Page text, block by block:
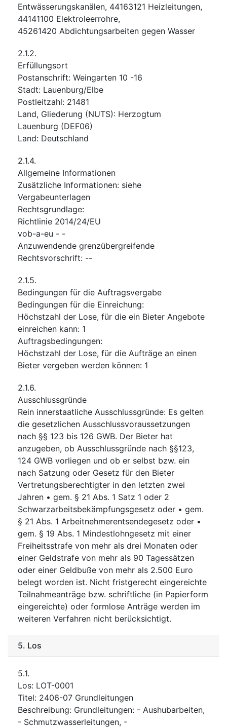
Entwässerungskanälen, 44163121 Heizleitungen,
44141100 Elektroleerrohre,
45261420 Abdichtungsarbeiten gegen Wasser
2.1.2.
Erfüllungsort
Postanschrift: Weingarten 10 -16
Stadt: Lauenburg/Elbe
Postleitzahl: 21481
Land, Gliederung (NUTS): Herzogtum
Lauenburg (DEF06)
Land: Deutschland
2.1.4.
Allgemeine Informationen
Zusätzliche Informationen: siehe
Vergabeunterlagen
Rechtsgrundlage:
Richtlinie 2014/24/EU
vob-a-eu - -
Anzuwendende grenzübergreifende
Rechtsvorschrift: --
2.1.5.
Bedingungen für die Auftragsvergabe
Bedingungen für die Einreichung:
Höchstzahl der Lose, für die ein Bieter Angebote
einreichen kann: 1
Auftragsbedingungen:
Höchstzahl der Lose, für die Aufträge an einen
Bieter vergeben werden können: 1
2.1.6.
Ausschlussgründe
Rein innerstaatliche Ausschlussgründe: Es gelten
die gesetzlichen Ausschlussvoraussetzungen
nach §§ 123 bis 126 GWB. Der Bieter hat
anzugeben, ob Ausschlussgründe nach §§123,
124 GWB vorliegen und ob er selbst bzw. ein
nach Satzung oder Gesetz für den Bieter
Vertretungsberechtigter in den letzten zwei
Jahren • gem. § 21 Abs. 1 Satz 1 oder 2
Schwarzarbeitsbekämpfungsgesetz oder • gem.
§ 21 Abs. 1 Arbeitnehmerentsendegesetz oder •
gem. § 19 Abs. 1 Mindestlohngesetz mit einer
Freiheitsstrafe von mehr als drei Monaten oder
einer Geldstrafe von mehr als 90 Tagessätzen
oder einer Geldbuße von mehr als 2.500 Euro
belegt worden ist. Nicht fristgerecht eingereichte
Teilnahmeanträge bzw. schriftliche (in Papierform
eingereichte) oder formlose Anträge werden im
weiteren Verfahren nicht berücksichtigt.
5. Los
5.1.
Los: LOT-0001
Titel: 2406-07 Grundleitungen
Beschreibung: Grundleitungen: - Aushubarbeiten,
- Schmutzwasserleitungen, -